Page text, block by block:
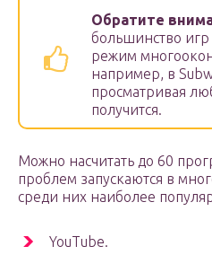
Обратите
большинство
режим
например, в
просматривая
получится.
Можно насчитать до 60
проблем запускаются в
среди них наиболее
YouTube.